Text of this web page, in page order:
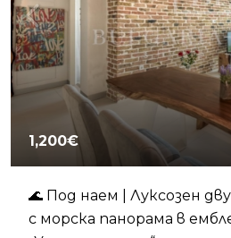
1,200€
🌊 Под наем | Луксозен
с морска панорама в